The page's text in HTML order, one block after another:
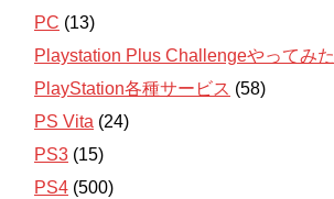
PC (13)
Playstation Plus Challengeやってみた
PlayStation各種サービス (58)
PS Vita (24)
PS3 (15)
PS4 (500)